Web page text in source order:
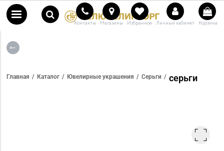
Контакты Магазины Избранное Личный кабинет Корзина
Главная Каталог Ювелирные украшения Серьги серьги